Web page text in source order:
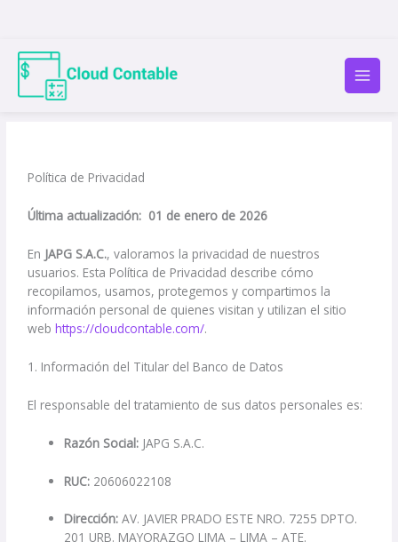
Política de Privacidad
Última actualización: 01 de enero de 2026
En JAPG S.A.C., valoramos la privacidad de nuestros
usuarios. Esta Política de Privacidad describe cómo
recopilamos, usamos, protegemos y compartimos la
información personal de quienes visitan y utilizan el sitio
webhttps://cloudcontable.com/.
1. Información del Titular del Banco de Datos
El responsable del tratamiento de sus datos personales es:
Razón Social: JAPG S.A.C.
RUC: 20606022108
Dirección: AV. JAVIER PRADO ESTE NRO. 7255 DPTO.
201 URB. MAYORAZGO LIMA – LIMA – ATE.